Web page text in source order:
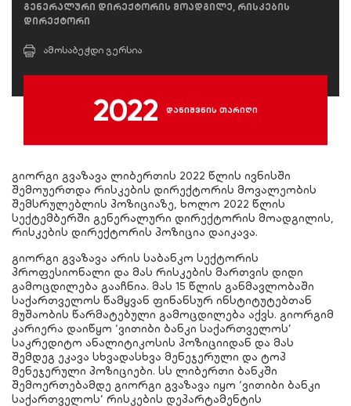
გენერალური დირექტორის მოადგილე, რისკების
დირექტორი
ამოსაბეჭდი ვერსია
2022 დანიშვნის თარიღი
გიორგი გვაზავა ლიბერთის 2022 წლის ივნისში
შემოუერთდა რისკების დირექტორის მოვალეობის
შემსრულებლის პოზიციაზე, ხოლო 2022 წლის
სექტემბერში გენერალური დირექტორის მოადგილის,
რისკების დირექტორის პოზიცია დაიკავა.
გიორგი გვაზავა არის საბანკო სექტორის
პროფესიონალი და მას რისკების მართვის დიდი
გამოცდილება გააჩნია. მას 15 წლის განმავლობაში
საქართველოს წამყვან ფინანსურ ინსტიტუტებთან
მუშაობის წარმატებული გამოცდილება აქვს. გიორგიმ
კარიერა დაიწყო ‘ვითიბი ბანკი საქართველოს’
საკრედიტო ანალიტიკოსის პოზიციიდან და მას
შემდეგ ეკავა სხვადასხვა მენეჯერული და ტოპ
მენეჯერული პოზიციები. სს ლიბერთი ბანკში
შემოერთებამდე გიორგი გვაზავა იყო ‘ვითიბი ბანკი
საქართველოს’ რისკების დეპარტამენტის